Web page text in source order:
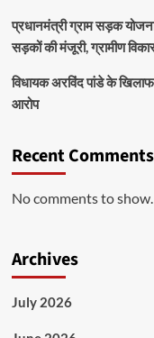
प्रधानमंत्री ग्राम सड़क
सड़कों की मंजूरी, ग्रामीण
विधायक अरविंद पांडे के
आरोप
Recent Comments
No comments to show.
Archives
July 2026